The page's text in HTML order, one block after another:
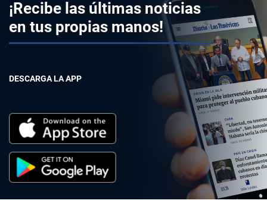
¡Recibe las últimas noticias
en tus propias manos!
DESCARGA LA APP